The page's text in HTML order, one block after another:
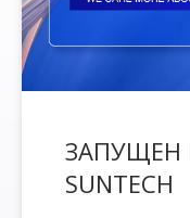
ЗАПУЩЕН
SUNTECH